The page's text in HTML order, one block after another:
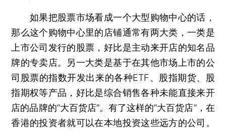
如果把股票市场看成一个大型购物中心的话，
那么这个购物中心里的店铺通常有两大类，一类是
上市公司发行的股票，好比是主动来开店的知名品
牌的专卖店。另一大类是基于在其他市场上市的公
司股票的指数开发出来的各种ETF、股指期货、股
指期权等产品，好比是综合销售各种未能直接来开
店的品牌的“大百货店”。有了这样的“大百货店”，在
香港的投资者就可以在本地投资这些远方的公司。